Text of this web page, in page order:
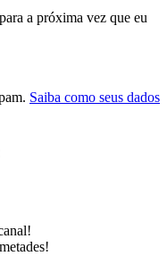
a próxima vez que eu
Saiba como seus dados